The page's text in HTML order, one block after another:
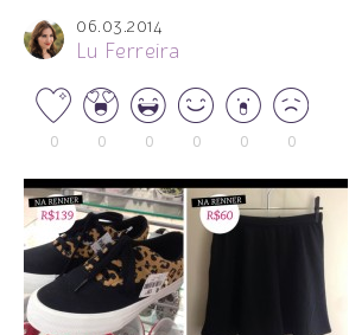
06.03.2014
Lu Ferreira
0 0 0 0 0 0